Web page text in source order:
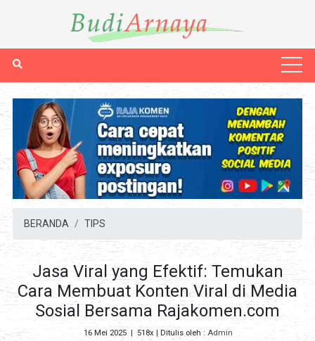
BERANDA TIPS
Jasa Viral yang Efektif: Temukan
Cara Membuat Konten Viral di Media
Sosial Bersama Rajakomen.com
16 Mei 2025 518x | Ditulis oleh :Admin